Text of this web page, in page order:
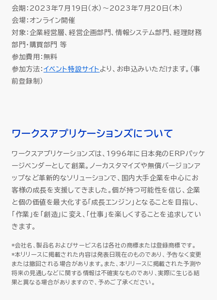
会期：2023年7月19日（水）～2023年7月20日（木）
会場：オンライン開催
対象：企業経営層、経営企画部門、情報システム部門、経理財務
部門・購買部門 等
参加費用：無料
参加方法： イベント特設サイト より、お申込みいただけます。（事
前登録制）
ワークスアプリケーションズについて
ワークスアプリケーションズは、1996年に日本発のERPパッケ
ージベンダーとして創業。ノーカスタマイズや無償バージョンア
ップなど革新的なソリューションで、国内大手企業を中心にお
客様の成長を支援してきました。個が持つ可能性を信じ、企業
と個の価値を最大化する「成長エンジン」となることを目指し、
「作業」を「創造」に変え、「仕事」を楽しくすることを追求してい
きます。
*会社名、製品名およびサービス名は各社の商標または登録商標です。
*本リリースに掲載された内容は発表日現在のものであり、予告なく変更
または撤回される場合があります。また、本リリースに掲載された予測や
将来の見通しなどに関する情報は不確実なものであり、実際に生じる結
果と異なる場合がありますので、予めご了承ください。